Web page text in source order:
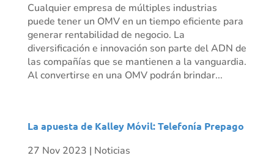
Cualquier empresa de múltiples industrias
puede tener un OMV en un tiempo eficiente para
generar rentabilidad de negocio. La
diversificación e innovación son parte del ADN de
las compañías que se mantienen a la vanguardia.
Al convertirse en una OMV podrán brindar...
La apuesta de Kalley Móvil: Telefonía Prepago
27 Nov 2023 | Noticias